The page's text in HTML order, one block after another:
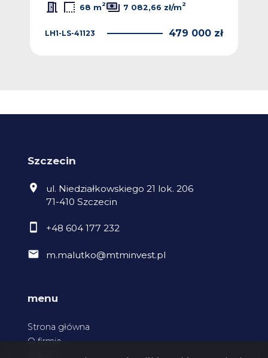
68 m2 7 082,66 zł/m2
LH1-LS-41123 479 000 zł
Szczecin
ul. Niedziałkowskiego 21 lok. 206
71-410 Szczecin
+48 604 177 232
m.malutko@mtminvest.pl
menu
Strona główna
O firmie